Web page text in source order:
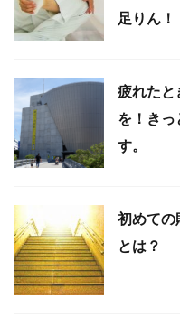
足りん！
疲れたと
を！きっ
す。
初めての
とは？